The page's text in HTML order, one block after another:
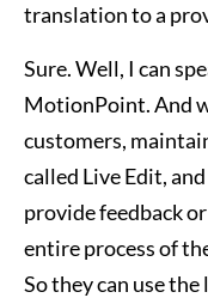
translation to a
Sure. Well, I can
MotionPoint. And
customers,
called Live Edit,
provide feedback
entire process of
So they can use